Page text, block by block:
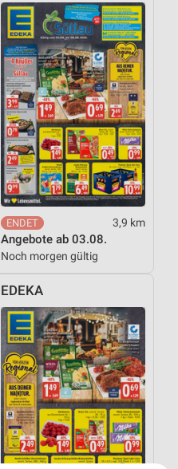
3,9 km
Angebote ab 03.08.
Noch morgen gültig
EDEKA